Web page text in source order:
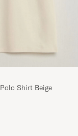
Shirt Beige